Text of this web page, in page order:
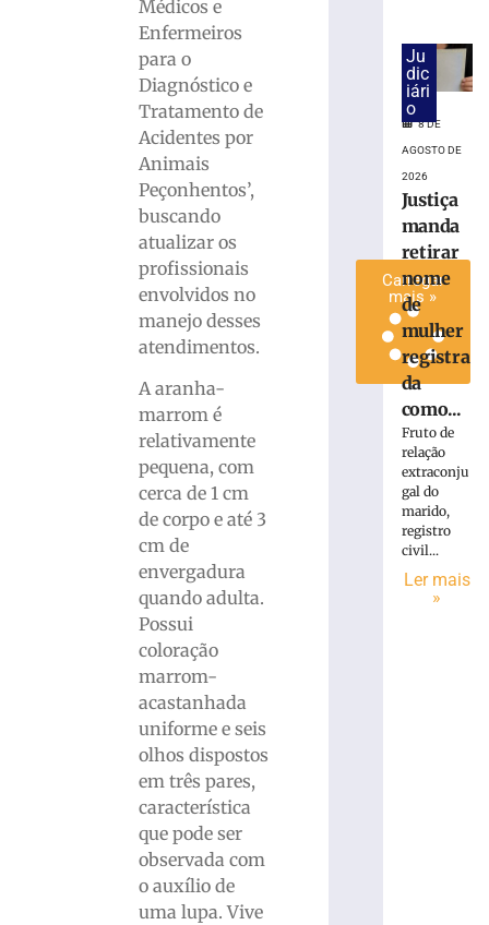
Médicos e
Enfermeiros
para o
Diagnóstico e
Tratamento de
Acidentes por
Animais
Peçonhentos’,
buscando
atualizar os
profissionais
envolvidos no
manejo desses
atendimentos.
A aranha-
marrom é
relativamente
pequena, com
cerca de 1 cm
de corpo e até 3
cm de
envergadura
quando adulta.
Possui
coloração
marrom-
acastanhada
uniforme e seis
olhos dispostos
em três pares,
característica
que pode ser
observada com
o auxílio de
uma lupa. Vive
Brusque
Carregar
mais »
Ju
dic
iári
o
8 DE
AGOSTO DE
2026
Justiça
manda
retirar
nome
de
mulher
registra
da
como...
Fruto de
relação
extraconju
gal do
marido,
registro
civil...
Ler mais
»